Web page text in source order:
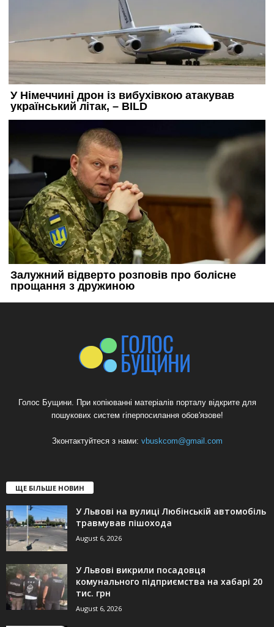
Голос Бущини. При копіюванні матеріалів порталу відкрите для
пошукових систем гіперпосилання обов'язове!
Зконтактуйтеся з нами: vbuskcom@gmail.com
ЩЕ БІЛЬШЕ НОВИН
У Львові на вулиці Любінській автомобіль
травмував пішохода
August 6, 2026
У Львові викрили посадовця
комунального підприємства на хабарі 20
тис. грн
August 6, 2026